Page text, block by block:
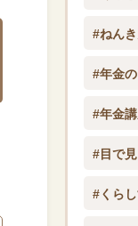
#ねん
#年金
#年金
#目で
#くら